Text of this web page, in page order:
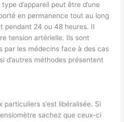
d’appareil peut être d’une
en permanence tout au long
pendant 24 ou 48 heures. Il
tension artérielle. Ils sont
par les médecins face à des cas
d’autres méthodes présentent
s’est libéralisée. Si
sachez que ceux-ci